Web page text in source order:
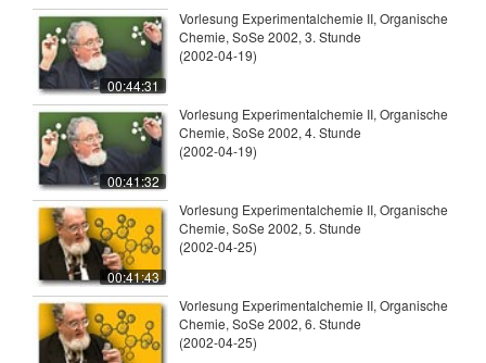
00:44:31
Vorlesung Experimentalchemie II, Organische
Chemie, SoSe 2002, 3. Stunde
(2002-04-19)
00:41:32
Vorlesung Experimentalchemie II, Organische
Chemie, SoSe 2002, 4. Stunde
(2002-04-19)
00:41:43
Vorlesung Experimentalchemie II, Organische
Chemie, SoSe 2002, 5. Stunde
(2002-04-25)
Vorlesung Experimentalchemie II, Organische
Chemie, SoSe 2002, 6. Stunde
(2002-04-25)